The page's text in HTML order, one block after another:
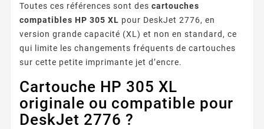
Toutes ces références sont des cartouches
compatibles HP 305 XL pour DeskJet 2776, en
version grande capacité (XL) et non en standard, ce
qui limite les changements fréquents de cartouches
sur cette petite imprimante jet d’encre.
Cartouche HP 305 XL
originale ou compatible pour
DeskJet 2776 ?